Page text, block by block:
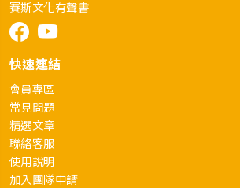
賽斯文化有聲書
快速連結
會員專區
常見問題
精選文章
聯絡客服
使用說明
加入團隊申請